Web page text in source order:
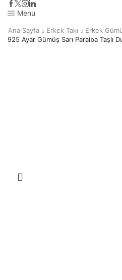
Menu
Ana Sayfa Erkek Takı
Erkek
925 Ayar Gümüş Sarı Paraiba Taşlı